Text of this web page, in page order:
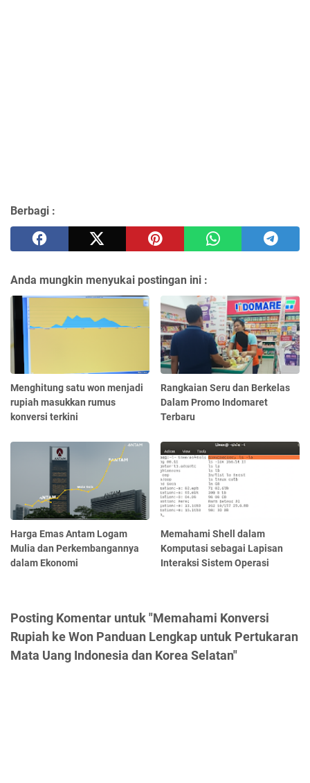
Berbagi :
Anda mungkin menyukai postingan ini :
Menghitung satu won menjadi
rupiah masukkan rumus
konversi terkini
Rangkaian Seru dan Berkelas
Dalam Promo Indomaret
Terbaru
Harga Emas Antam Logam
Mulia dan Perkembangannya
dalam Ekonomi
Memahami Shell dalam
Komputasi sebagai Lapisan
Interaksi Sistem Operasi
Posting Komentar untuk "Memahami Konversi
Rupiah ke Won Panduan Lengkap untuk Pertukaran
Mata Uang Indonesia dan Korea Selatan"